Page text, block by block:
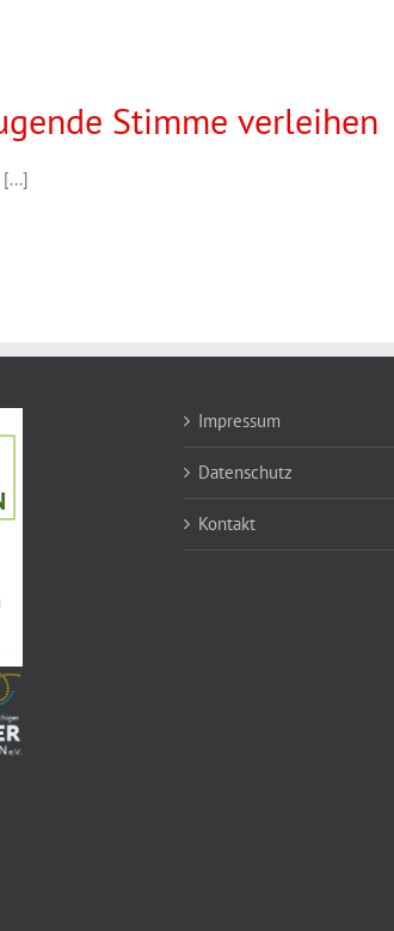
Stimme verleihen
[...]
Impressum
Datenschutz
Kontakt